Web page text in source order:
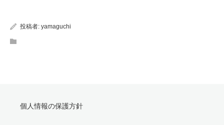
投稿者: yamaguchi
個人情報の保護方針